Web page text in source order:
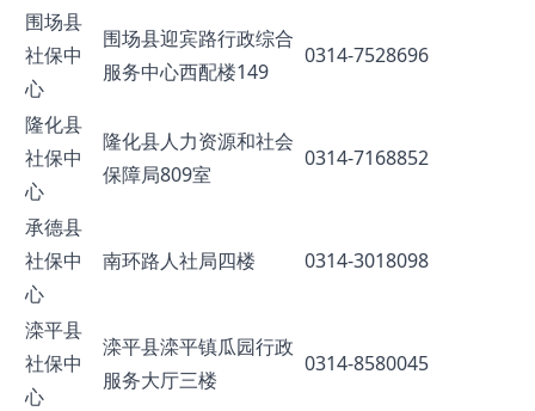
围场县
社保中
心
围场县迎宾路行政综合
服务中心西配楼149
0314-7528696
隆化县
社保中
心
隆化县人力资源和社会
保障局809室
0314-7168852
承德县
社保中
心
南环路人社局四楼 0314-3018098
滦平县
社保中
心
滦平县滦平镇瓜园行政
服务大厅三楼
0314-8580045